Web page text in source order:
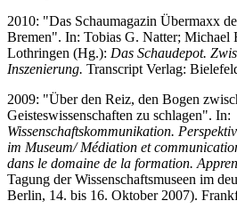
2010: "Das Schaumagazin Übermaxx
Bremen". In: Tobias G. Natter; Michael
Lothringen (Hg.): Das Schaudepot.
Inszenierung. Transcript Verlag:
2009: "Über den Reiz, den Bogen
Geisteswissenschaften zu schlagen". In:
Wissenschaftskommunikation.
im Museum/ Médiation et
dans le domaine de la formation.
Tagung der Wissenschaftsmuseen im
Berlin, 14. bis 16. Oktober 2007).